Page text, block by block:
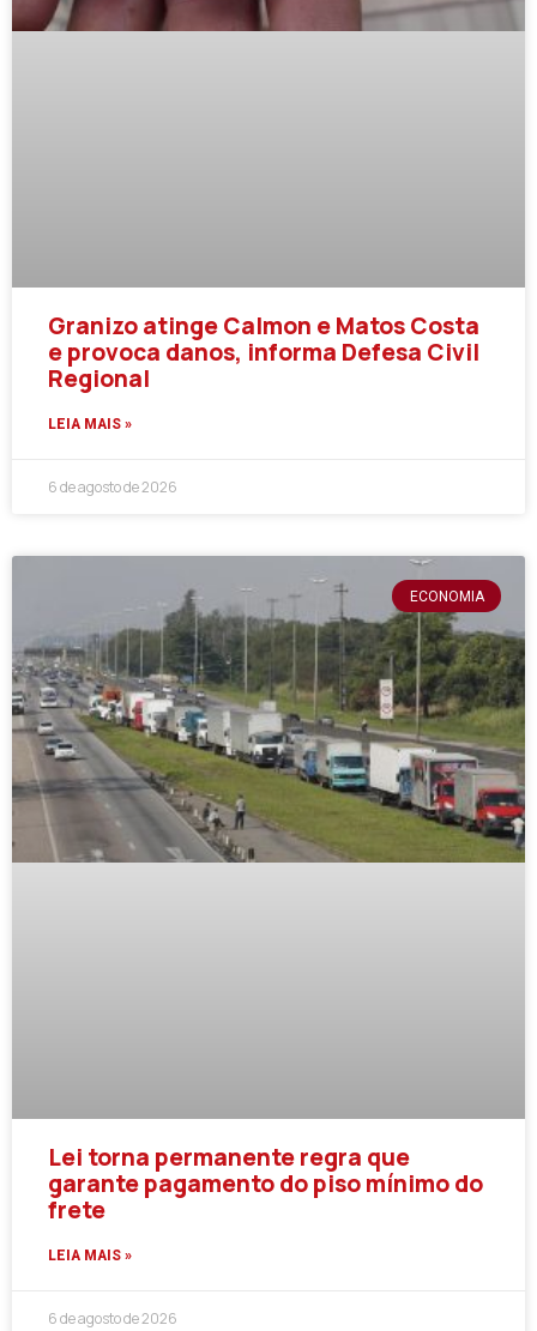
Granizo atinge Calmon e Matos Costa
e provoca danos, informa Defesa Civil
Regional
LEIA MAIS »
6 de agosto de 2026
ECONOMIA
Lei torna permanente regra que
garante pagamento do piso mínimo do
frete
LEIA MAIS »
6 de agosto de 2026